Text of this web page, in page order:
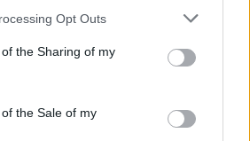
Opt Outs
the Sharing of my
the Sale of my
Václavském náměstí a rozbily výlohy
na Vinohradské třídě a několika poboček
ulicích se policistům podařilo obnovit až
zbit skinheady